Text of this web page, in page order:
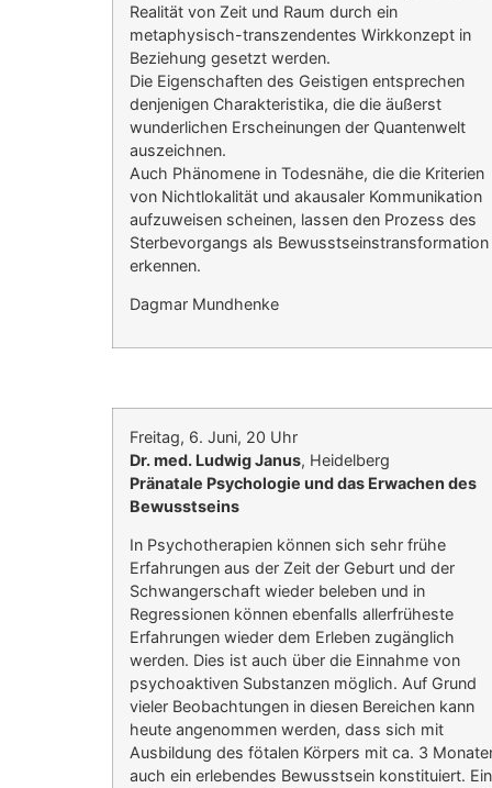
Realität von Zeit und Raum durch ein
metaphysisch-transzendentes Wirkkonzept in
Beziehung gesetzt werden.
Die Eigenschaften des Geistigen entsprechen
denjenigen Charakteristika, die die äußerst
wunderlichen Erscheinungen der Quantenwelt
auszeichnen.
Auch Phänomene in Todesnähe, die die Kriterien
von Nichtlokalität und akausaler Kommunikation
aufzuweisen scheinen, lassen den Prozess des
Sterbevorgangs als Bewusstseinstransformation
erkennen.
Dagmar Mundhenke
Freitag, 6. Juni, 20 Uhr
Dr. med. Ludwig Janus, Heidelberg
Pränatale Psychologie und das Erwachen des
Bewusstseins
In Psychotherapien können sich sehr frühe
Erfahrungen aus der Zeit der Geburt und der
Schwangerschaft wieder beleben und in
Regressionen können ebenfalls allerfrüheste
Erfahrungen wieder dem Erleben zugänglich
werden. Dies ist auch über die Einnahme von
psychoaktiven Substanzen möglich. Auf Grund
vieler Beobachtungen in diesen Bereichen kann
heute angenommen werden, dass sich mit
Ausbildung des fötalen Körpers mit ca. 3
auch ein erlebendes Bewusstsein konstituiert.